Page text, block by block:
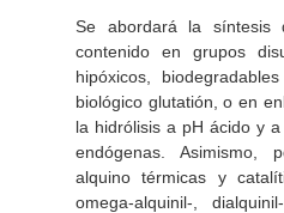
Se abordará la síntesis
contenido en grupos
hipóxicos,
biológico glutatión, o en
la hidrólisis a pH ácido y
endógenas. Asimismo,
alquino térmicas y
omega-alquinil-,